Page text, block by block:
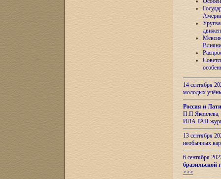
14 сентября
молодых
Россия и
П.П.Яковлева,
ИЛА РАН
13 сентября
необычных
6 сентября
бразильской
>>>